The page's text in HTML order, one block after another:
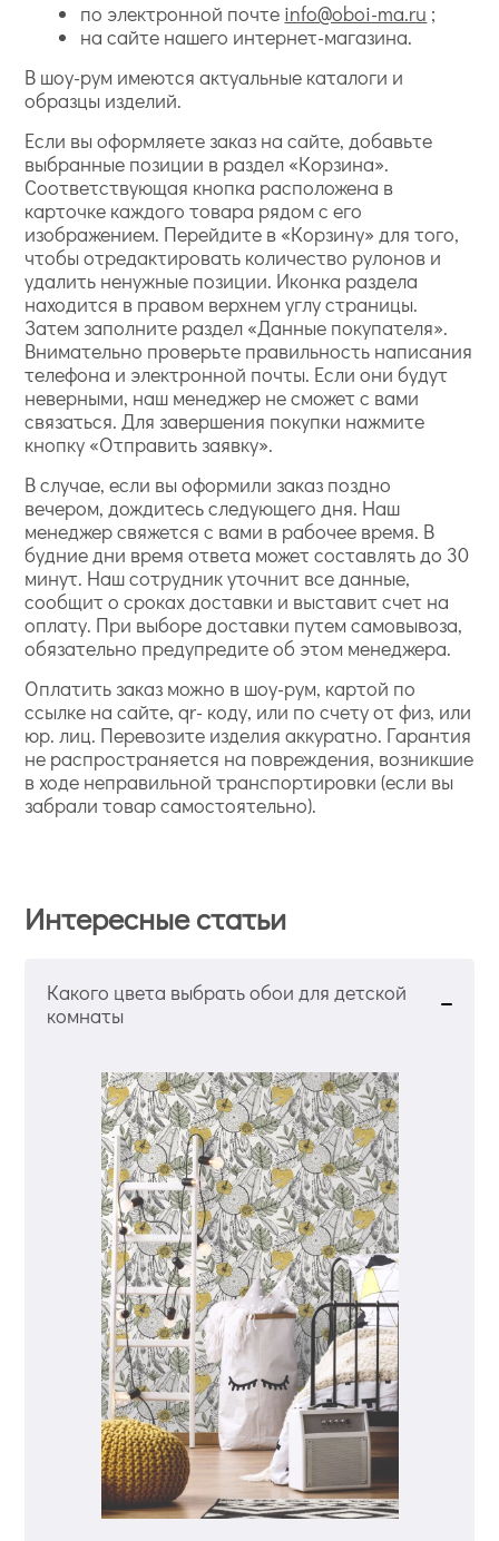
по электронной почте info@oboi-ma.ru ;
на сайте нашего интернет-магазина.
В шоу-рум имеются актуальные каталоги и
образцы изделий.
Если вы оформляете заказ на сайте, добавьте
выбранные позиции в раздел «Корзина».
Соответствующая кнопка расположена в
карточке каждого товара рядом с его
изображением. Перейдите в «Корзину» для того,
чтобы отредактировать количество рулонов и
удалить ненужные позиции. Иконка раздела
находится в правом верхнем углу страницы.
Затем заполните раздел «Данные покупателя».
Внимательно проверьте правильность написания
телефона и электронной почты. Если они будут
неверными, наш менеджер не сможет с вами
связаться. Для завершения покупки нажмите
кнопку «Отправить заявку».
В случае, если вы оформили заказ поздно
вечером, дождитесь следующего дня. Наш
менеджер свяжется с вами в рабочее время. В
будние дни время ответа может составлять до 30
минут. Наш сотрудник уточнит все данные,
сообщит о сроках доставки и выставит счет на
оплату. При выборе доставки путем самовывоза,
обязательно предупредите об этом менеджера.
Оплатить заказ можно в шоу-рум, картой по
ссылке на сайте, qr- коду, или по счету от физ, или
юр. лиц. Перевозите изделия аккуратно. Гарантия
не распространяется на повреждения, возникшие
в ходе неправильной транспортировки (если вы
забрали товар самостоятельно).
Интересные статьи
Какого цвета выбрать обои для детской
комнаты